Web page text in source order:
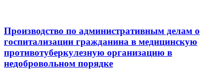
Производство по административным делам о
госпитализации гражданина в медицинскую
противотуберкулезную организацию в
недобровольном порядке